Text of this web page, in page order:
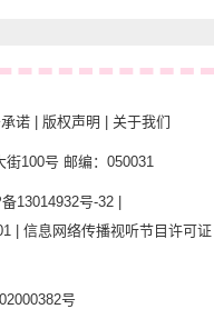
诺| 版权声明 关于我们
100号 邮编：050031
13014932号-32|
| 信息网络传播视听节目许可证
号